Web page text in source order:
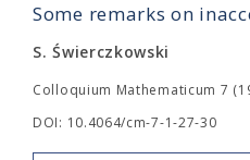
Some remarks on
S. Świerczkowski
Colloquium Mathematicum 7
DOI: 10.4064/cm-7-1-27-30